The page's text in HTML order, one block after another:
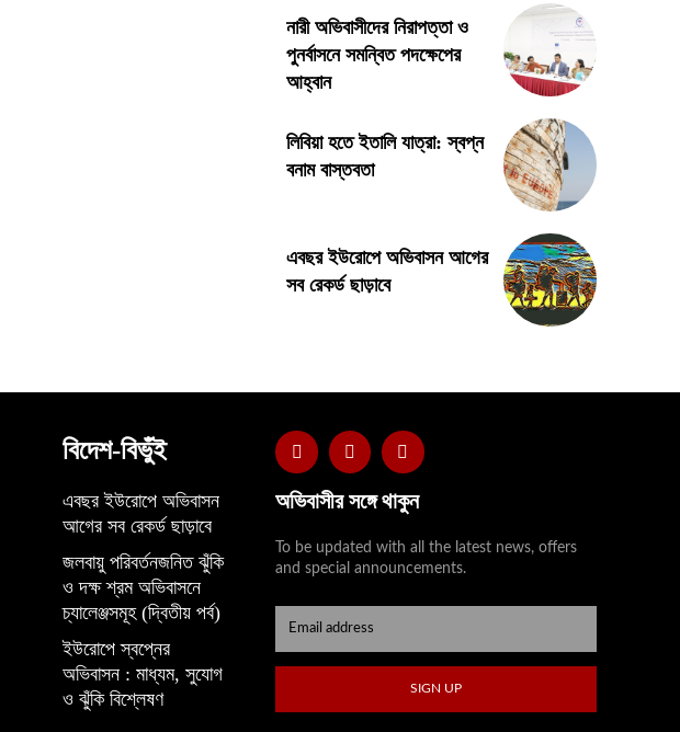
নারী অভিবাসীদের নিরাপত্তা ও
পুনর্বাসনে সমন্বিত পদক্ষেপের
আহ্বান
লিবিয়া হতে ইতালি যাত্রা: স্বপ্ন
বনাম বাস্তবতা
এবছর ইউরোপে অভিবাসন আগের
সব রেকর্ড ছাড়াবে
বিদেশ-বিভুঁই
এবছর ইউরোপে অভিবাসন
আগের সব রেকর্ড ছাড়াবে
জলবায়ু পরিবর্তনজনিত ঝুঁকি
ও দক্ষ শ্রম অভিবাসনে
চ্যালেঞ্জসমূহ (দ্বিতীয় পর্ব)
ইউরোপে স্বপ্নের
অভিবাসন : মাধ্যম, সুযোগ
ও ঝুঁকি বিশ্লেষণ
অভিবাসীর সঙ্গে থাকুন
To be updated with all the latest news, offers
and special announcements.
SIGN UP